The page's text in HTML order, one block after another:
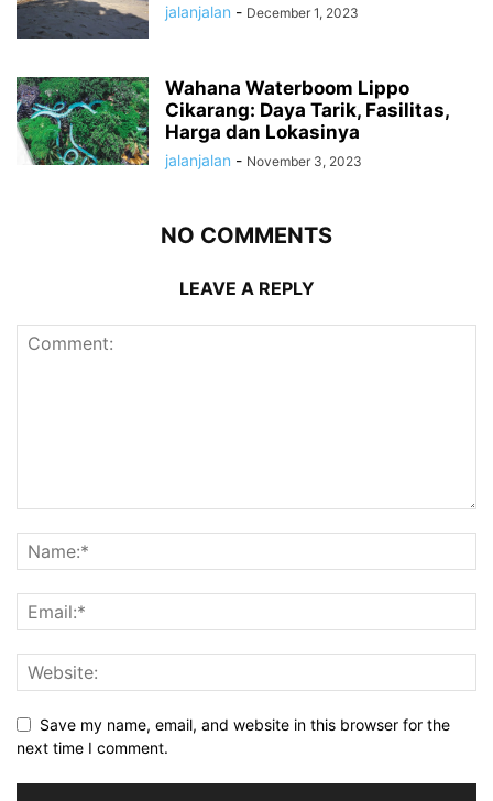
jalanjalan - December 1, 2023
Wahana Waterboom Lippo
Cikarang: Daya Tarik, Fasilitas,
Harga dan Lokasinya
jalanjalan - November 3, 2023
NO COMMENTS
LEAVE A REPLY
Save my name, email, and website in this browser for the
next time I comment.